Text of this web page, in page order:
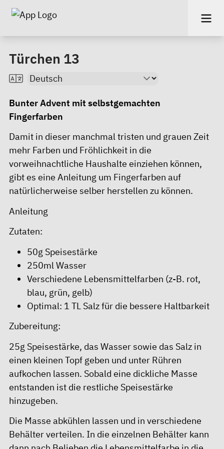
Türchen 13
Bunter Advent mit selbstgemachten
Fingerfarben
Damit in dieser manchmal tristen und grauen Zeit
mehr Farben und Fröhlichkeit in die
vorweihnachtliche Haushalte einziehen können,
gibt es eine Anleitung um Fingerfarben auf
natürlicherweise selber herstellen zu können.
Anleitung
Zutaten:
50g Speisestärke
250ml Wasser
Verschiedene Lebensmittelfarben (z-B. rot,
blau, grün, gelb)
Optimal: 1 TL Salz für die bessere Haltbarkeit
Zubereitung:
25g Speisestärke, das Wasser sowie das Salz in
einen kleinen Topf geben und unter Rühren
aufkochen lassen. Sobald eine dickliche Masse
entstanden ist die restliche Speisestärke
hinzugeben.
Die Masse abkühlen lassen und in verschiedene
Behälter verteilen. In die einzelnen Behälter kann